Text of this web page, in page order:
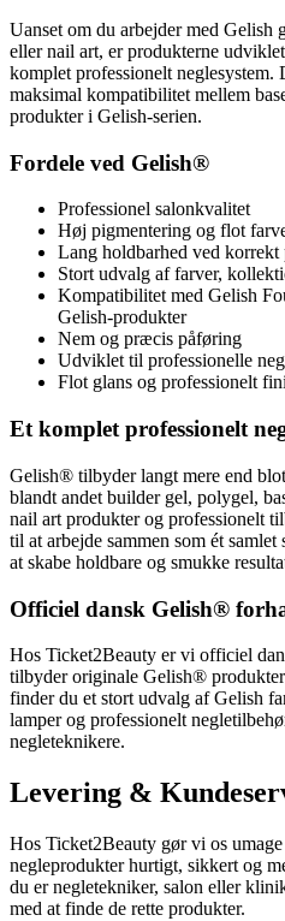
Uanset om du arbejder med Gelish
eller nail art, er produkterne
komplet professionelt neglesystem.
maksimal kompatibilitet mellem
produkter i Gelish-serien.
Fordele ved Gelish®
Professionel salonkvalitet
Høj pigmentering og flot
Lang holdbarhed ved korrekt
Stort udvalg af farver,
Kompatibilitet med Gelish
Gelish-produkter
Nem og præcis påføring
Udviklet til professionelle
Flot glans og professionelt
Et komplet professionelt
Gelish® tilbyder langt mere end
blandt andet builder gel, polygel,
nail art produkter og professionelt
til at arbejde sammen som ét
at skabe holdbare og smukke
Officiel dansk Gelish®
Hos Ticket2Beauty er vi officiel
tilbyder originale Gelish®
finder du et stort udvalg af Gelish
lamper og professionelt
negleteknikere.
Levering &
Hos Ticket2Beauty gør vi os
negleprodukter hurtigt, sikkert og
du er negletekniker, salon eller
med at finde de rette produkter.